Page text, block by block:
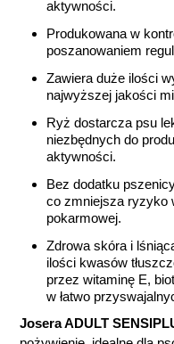
aktywności.
Produkowana w
poszanowaniem
Zawiera duże ilości
najwyższej jakości
Ryż dostarcza psu
niezbędnych do
aktywności.
Bez dodatku
co zmniejsza ryzyko
pokarmowej.
Zdrowa skóra i
ilości kwasów
przez witaminę E,
w łatwo
Josera ADULT